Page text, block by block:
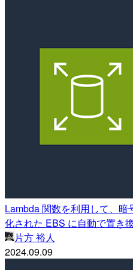
Lambda 関数を利用して、
化された EBS に自動で置き
片方 裕人
2024.09.09